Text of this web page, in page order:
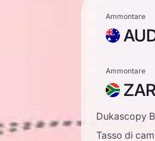
Ammontare
Ammontare
ZAR
Dukascopy
Tasso di